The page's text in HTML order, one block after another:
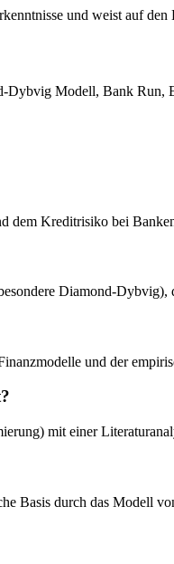
und weist auf
Modell, Bank Run,
Kreditrisiko bei
Diamond-
und der
mit einer
Basis durch das Modell